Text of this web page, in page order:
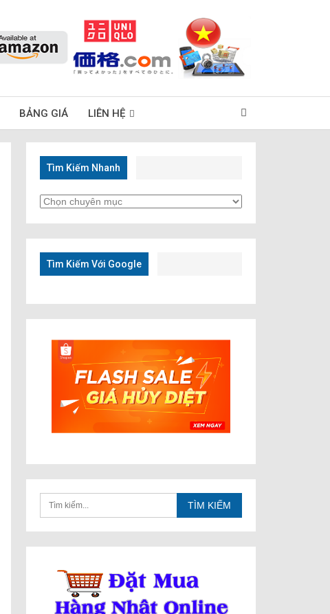
BẢNG GIÁ LIÊN HỆ
Tìm Kiếm Nhanh
Tìm
Tìm Kiếm Với Google